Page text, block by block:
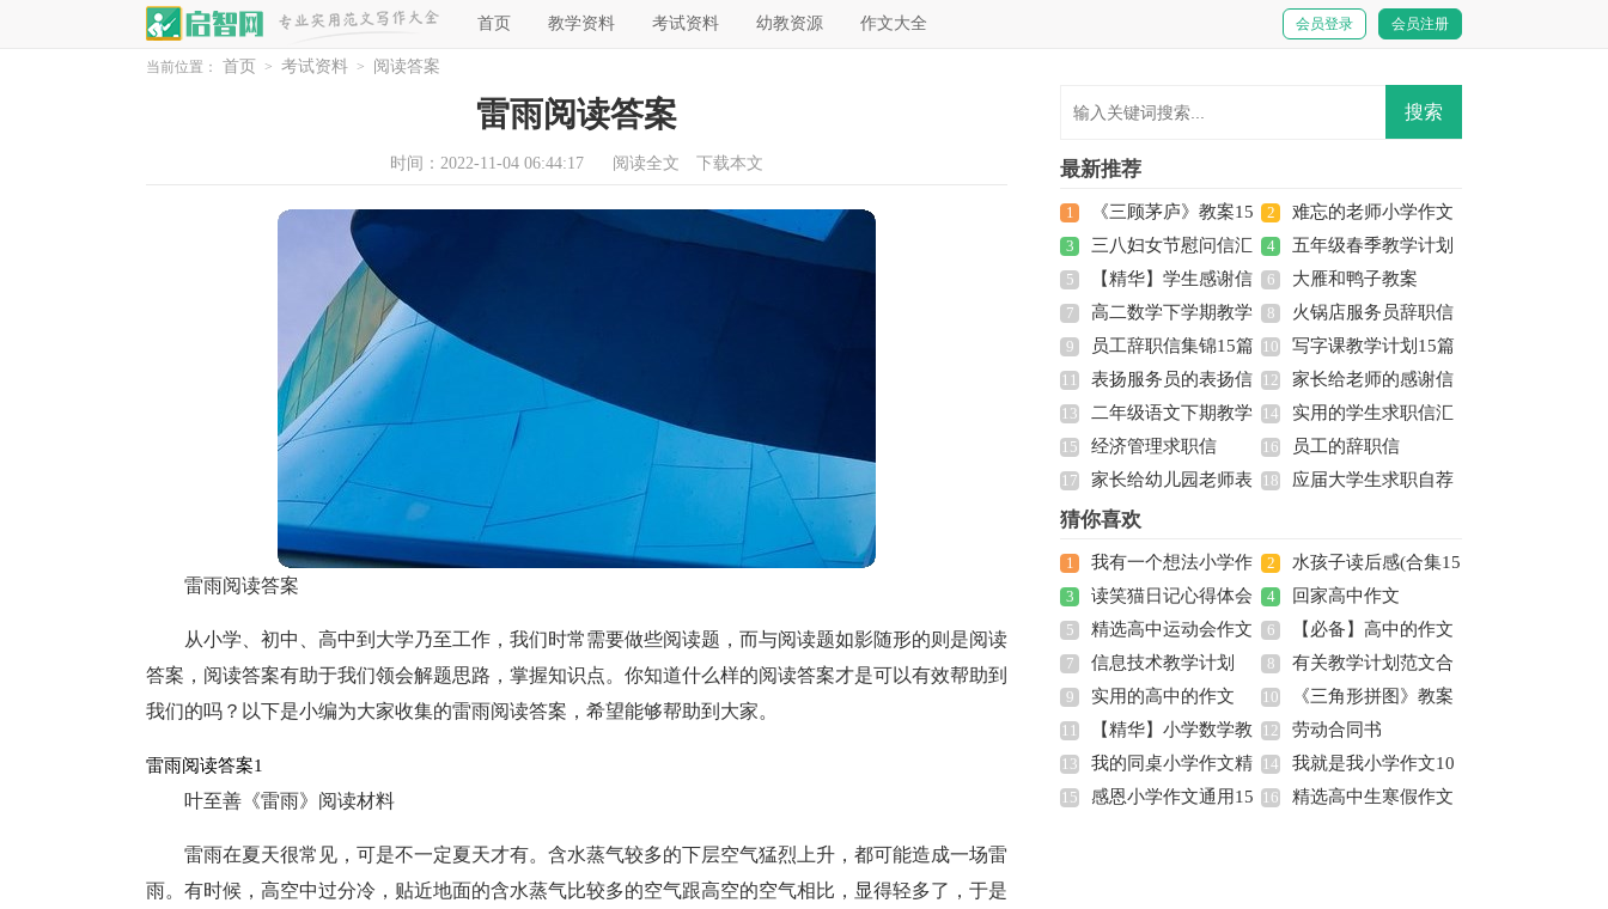
首页 教学资料 考试资料 幼教资源 作文大全 会员登录 会员注册
当前位置： 首页 > 考试资料 > 阅读答案
雷雨阅读答案
时间：2022-11-04 06:44:17 阅读全文 下载本文
雷雨阅读答案
从小学、初中、高中到大学乃至工作，我们时常需要做些阅读题，而与阅读题如影随形的则是阅读
答案，阅读答案有助于我们领会解题思路，掌握知识点。你知道什么样的阅读答案才是可以有效帮助到
我们的吗？以下是小编为大家收集的雷雨阅读答案，希望能够帮助到大家。
雷雨阅读答案1
叶至善《雷雨》阅读材料
雷雨在夏天很常见，可是不一定夏天才有。含水蒸气较多的下层空气猛烈上升，都可能造成一场雷
雨。有时候，高空中过分冷，贴近地面的含水蒸气比较多的空气跟高空的空气相比，显得轻多了，于是
最新推荐
1
《三顾茅庐》教案15
篇
2
难忘的老师小学作文
(15篇)
3
三八妇女节慰问信汇
总五篇
4 五年级春季教学计划
5
【精华】学生感谢信
模板集合五篇
6 大雁和鸭子教案
7
高二数学下学期教学
工作计划
8 火锅店服务员辞职信
9 员工辞职信集锦15篇 10 写字课教学计划15篇
11
表扬服务员的表扬信
范文集锦9篇
12 家长给老师的感谢信
13
二年级语文下期教学
计划
14
实用的学生求职信汇
总10篇
15 经济管理求职信 16 员工的辞职信
17
家长给幼儿园老师表
扬信合集8篇
18
应届大学生求职自荐
猜你喜欢
1
我有一个想法小学作
文
2
水孩子读后感(合集15
篇)
3 读笑猫日记心得体会 4 回家高中作文
5
精选高中运动会作文
汇总6篇
6
【必备】高中的作文
集锦九篇
7 信息技术教学计划 8
有关教学计划范文合
集八篇
9
实用的高中的作文
300字集合九篇
10 《三角形拼图》教案
11
【精华】小学数学教
学计划集合七篇
12 劳动合同书
13
我的同桌小学作文精
选15篇
14
我就是我小学作文10
篇
15
感恩小学作文通用15
16
精选高中生寒假作文